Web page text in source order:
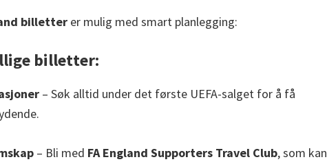
billetter er mulig med smart planlegging:
billetter:
– Søk alltid under det første UEFA-salget for å få
– Bli med FA England Supporters Travel Club, som kan